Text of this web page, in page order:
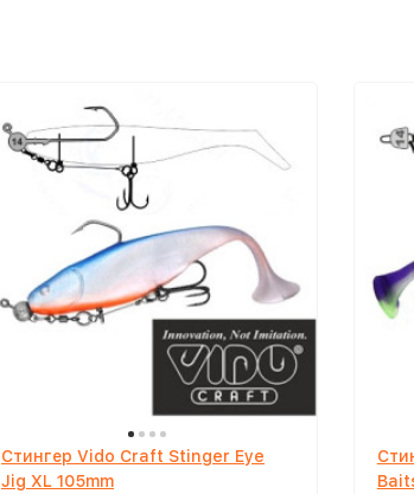
Стингер Vido Craft Stinger Eye
Jig XL 105mm